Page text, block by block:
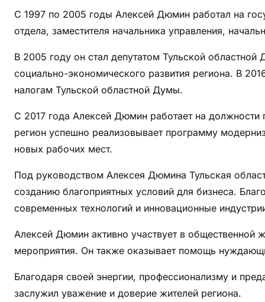
ж
н
о
а
р
у
о
в
и
С 1997 по 2005 годы Алексей Дюмин работал на
отдела, заместителя начальника управления,
В 2005 году он стал депутатом Тульской
социально-экономического развития региона. В
налогам Тульской областной Думы.
С 2017 года Алексей Дюмин работает на должности
регион успешно реализовывает программу
новых рабочих мест.
Под руководством Алексея Дюмина Тульская
созданию благоприятных условий для бизнеса.
современных технологий и инновационные
Алексей Дюмин активно участвует в общественной
мероприятия. Он также оказывает помощь
Благодаря своей энергии, профессионализму и
заслужил уважение и доверие жителей региона.